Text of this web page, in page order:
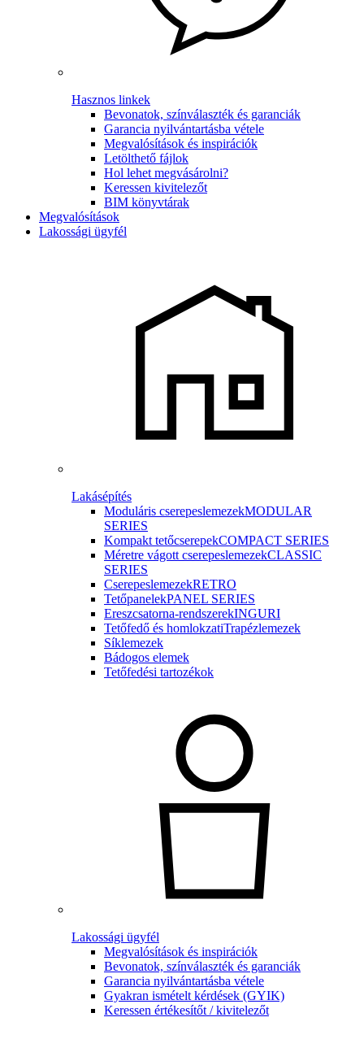
Hasznos linkek
Bevonatok, színválaszték és garanciák
Garancia nyilvántartásba vétele
Megvalósítások és inspirációk
Letölthető fájlok
Hol lehet megvásárolni?
Keressen kivitelezőt
BIM könyvtárak
Megvalósítások
Lakossági ügyfél
Lakásépítés
Moduláris cserepeslemezekMODULAR
SERIES
Kompakt tetőcserepekCOMPACT SERIES
Méretre vágott cserepeslemezekCLASSIC
SERIES
CserepeslemezekRETRO
TetőpanelekPANEL SERIES
Ereszcsatorna-rendszerekINGURI
Tetőfedő és homlokzatiTrapézlemezek
Síklemezek
Bádogos elemek
Tetőfedési tartozékok
Lakossági ügyfél
Megvalósítások és inspirációk
Bevonatok, színválaszték és garanciák
Garancia nyilvántartásba vétele
Gyakran ismételt kérdések (GYIK)
Keressen értékesítőt / kivitelezőt